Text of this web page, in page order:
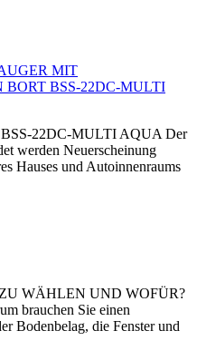
MIT
BSS-22DC-MULTI
22DC-MULTI AQUA Der
werden Neuerscheinung
Hauses und Autoinnenraums
WÄHLEN UND WOFÜR?
brauchen Sie einen
Bodenbelag, die Fenster und